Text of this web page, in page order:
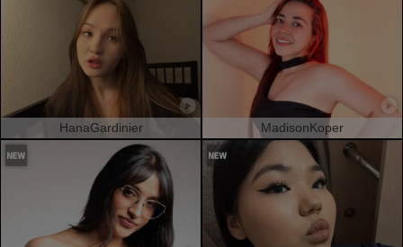
HanaGardinier MadisonKoper